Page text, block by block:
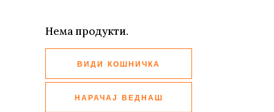
Нема продукти.
ВИДИ КОШНИЧКА
НАРАЧАЈ ВЕДНАШ